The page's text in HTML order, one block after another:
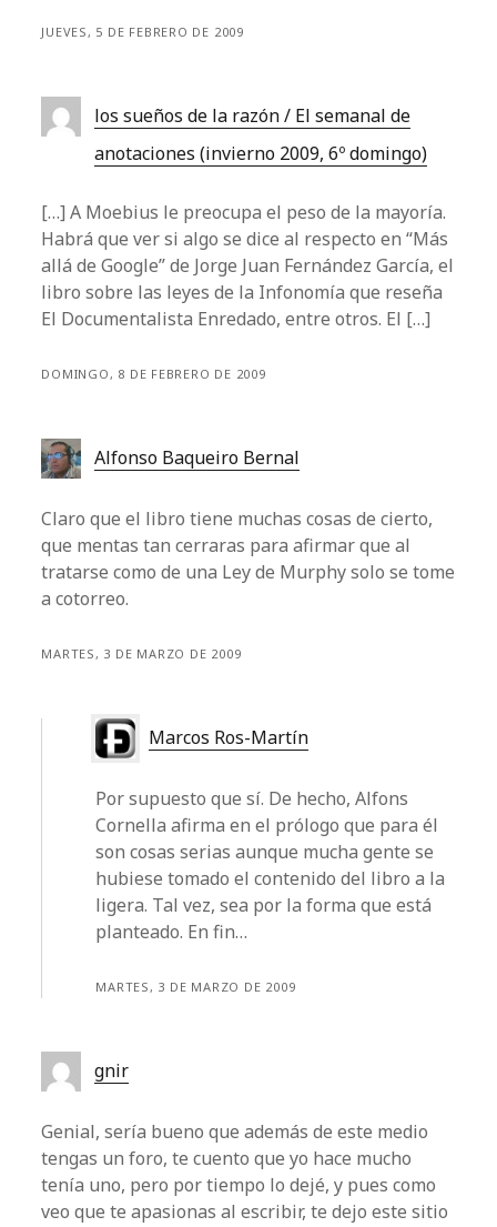
JUEVES, 5 DE FEBRERO DE 2009
los sueños de la razón / El semanal de
anotaciones (invierno 2009, 6º domingo)
[…] A Moebius le preocupa el peso de la mayoría.
Habrá que ver si algo se dice al respecto en “Más
allá de Google” de Jorge Juan Fernández García, el
libro sobre las leyes de la Infonomía que reseña
El Documentalista Enredado, entre otros. El […]
DOMINGO, 8 DE FEBRERO DE 2009
Alfonso Baqueiro Bernal
Claro que el libro tiene muchas cosas de cierto,
que mentas tan cerraras para afirmar que al
tratarse como de una Ley de Murphy solo se tome
a cotorreo.
MARTES, 3 DE MARZO DE 2009
Marcos Ros-Martín
Por supuesto que sí. De hecho, Alfons
Cornella afirma en el prólogo que para él
son cosas serias aunque mucha gente se
hubiese tomado el contenido del libro a la
ligera. Tal vez, sea por la forma que está
planteado. En fin…
MARTES, 3 DE MARZO DE 2009
gnir
Genial, sería bueno que además de este medio
tengas un foro, te cuento que yo hace mucho
tenía uno, pero por tiempo lo dejé, y pues como
veo que te apasionas al escribir, te dejo este sitio